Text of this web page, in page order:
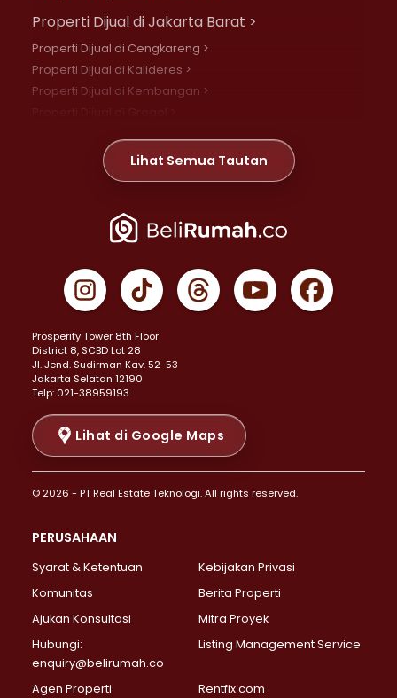
Properti Dijual di Jakarta Barat >
Properti Dijual di Cengkareng >
Properti Dijual di Kalideres >
Properti Dijual di Kembangan >
Properti Dijual di Meruya >
Properti Dijual di Jelambar >
Properti Dijual di Jakarta Pusat >
Properti Dijual di Gambir >
Properti Dijual di Johar Baru >
Properti Dijual di Menteng >
Properti Dijual di Senen >
Properti Dijual di Tanah Abang >
Properti Dijual di Cikini >
Properti Dijual di Kramat >
Properti Dijual di Pasar Baru >
Properti Dijual di Bendungan Hilir >
Properti Dijual di Jakarta Selatan >
Properti Dijual di Lebak Bulus >
Properti Dijual di Gandaria Selatan >
Properti Dijual di Pondok Labu >
Properti Dijual di Lenteng Agung >
Properti Dijual di Senayan >
Lihat Semua Tautan
Prosperity Tower 8th Floor
District 8, SCBD Lot 28
JI. Jend. Sudirman Kav. 52-53
Jakarta Selatan 12190
Telp: 021-38959193
Lihat di Google Maps
© 2026 - PT Real Estate Teknologi. All rights reserved.
PERUSAHAAN
Syarat & Ketentuan
Kebijakan Privasi
Komunitas
Berita Properti
Ajukan Konsultasi
Mitra Proyek
Hubungi:
enquiry@belirumah.co
Listing Management Service
Agen Properti Rentfix.com